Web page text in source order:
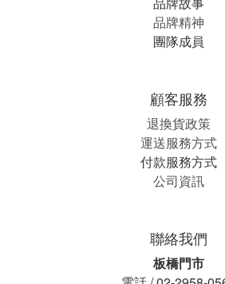
品牌精神
團隊成員
顧客服務
退換貨政策
運送服務方式
付款服務方式
公司資訊
聯絡我們
板橋門市